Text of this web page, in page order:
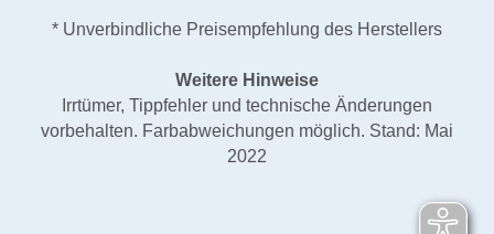
* Unverbindliche Preisempfehlung des Herstellers
Weitere Hinweise
Irrtümer, Tippfehler und technische Änderungen
vorbehalten. Farbabweichungen möglich. Stand: Mai
2022